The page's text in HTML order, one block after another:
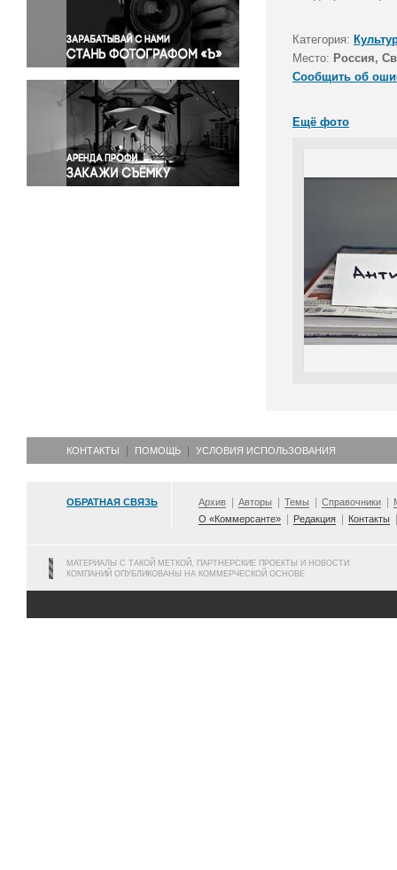
Правосудие
Происшествия и конфликты
Религия
Светская жизнь
Спорт
Экология
Экономика и бизнес
Категория:
Место: Россия,
Сообщить об
Ещё фото
КОНТАКТЫ ПОМОЩЬ УСЛОВИЯ ИСПОЛЬЗОВАНИЯ
ОБРАТНАЯ СВЯЗЬ Архив Авторы Темы Справочники
О «Коммерсанте»
Редакция Контакты
МАТЕРИАЛЫ С ТАКОЙ МЕТКОЙ, ПАРТНЕРСКИЕ ПРОЕКТЫ И НОВОСТИ
КОМПАНИЙ ОПУБЛИКОВАНЫ НА КОММЕРЧЕСКОЙ ОСНОВЕ